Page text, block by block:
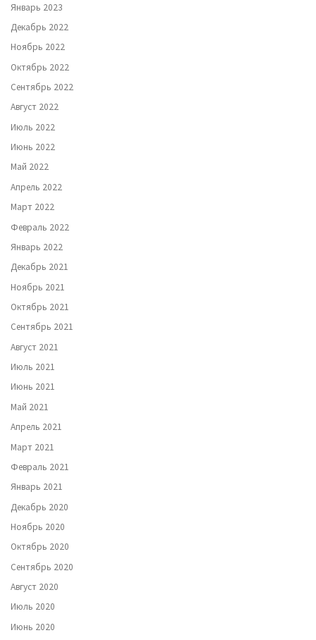
Январь 2023
Декабрь 2022
Ноябрь 2022
Октябрь 2022
Сентябрь 2022
Август 2022
Июль 2022
Июнь 2022
Май 2022
Апрель 2022
Март 2022
Февраль 2022
Январь 2022
Декабрь 2021
Ноябрь 2021
Октябрь 2021
Сентябрь 2021
Август 2021
Июль 2021
Июнь 2021
Май 2021
Апрель 2021
Март 2021
Февраль 2021
Январь 2021
Декабрь 2020
Ноябрь 2020
Октябрь 2020
Сентябрь 2020
Август 2020
Июль 2020
Июнь 2020